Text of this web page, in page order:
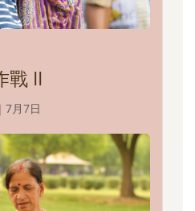
戰 II
7月7日